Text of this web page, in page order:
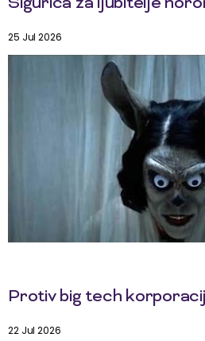
25 Jul 2026
Protiv big tech
22 Jul 2026